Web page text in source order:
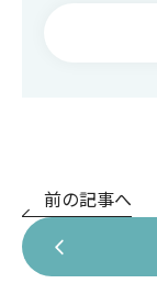
前の記事へ